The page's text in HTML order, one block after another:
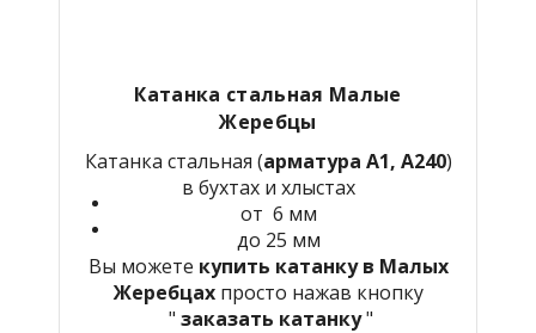
Катанка стальная Малые
Жеребцы
Катанка стальная (арматура А1, А240)
в бухтах и хлыстах
от 6 мм
до 25 мм
Вы можете купить катанку в Малых
Жеребцах просто нажав кнопку
" заказать катанку"